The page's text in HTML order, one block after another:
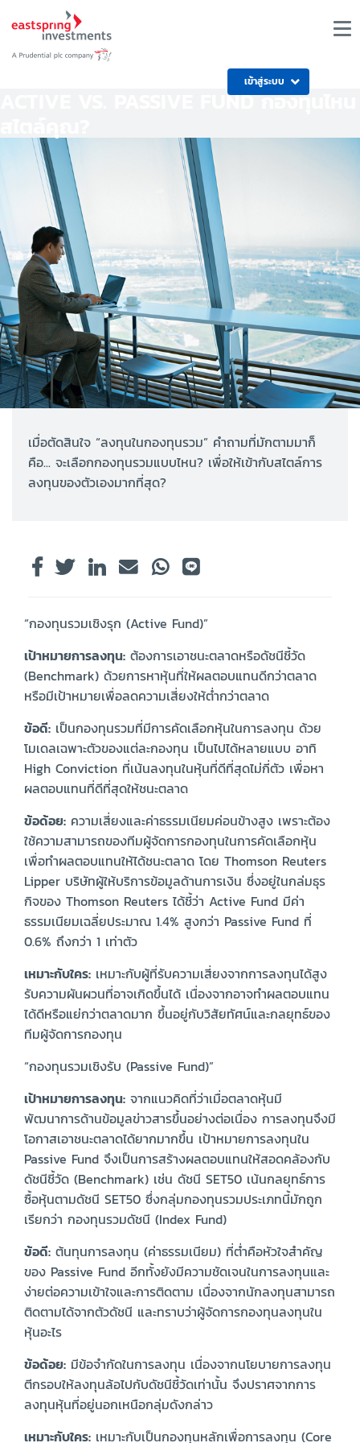
เข้าสู่ระบบ
ACTIVE VS. PASSIVE FUND กองทุนไหน
เมื่อตัดสินใจ “ลงทุนในกองทุนรวม” คำถามที่มักตามมาก็
คือ... จะเลือกกองทุนรวมแบบไหน? เพื่อให้เข้ากับสไตล์การ
ลงทุนของตัวเองมากที่สุด?
“กองทุนรวมเชิงรุก (Active Fund)”
เป้าหมายการลงทุน: ต้องการเอาชนะตลาดหรือดัชนีชี้วัด
(Benchmark) ด้วยการหาหุ้นที่ให้ผลตอบแทนดีกว่าตลาด
หรือมีเป้าหมายเพื่อลดความเสี่ยงให้ต่ำกว่าตลาด
ข้อดี: เป็นกองทุนรวมที่มีการคัดเลือกหุ้นในการลงทุน ด้วย
โมเดลเฉพาะตัวของแต่ละกองทุน เป็นไปได้หลายแบบ อาทิ
High Conviction ที่เน้นลงทุนในหุ้นที่ดีที่สุดไม่กี่ตัว เพื่อหา
ผลตอบแทนที่ดีที่สุดให้ชนะตลาด
ข้อด้อย: ความเสี่ยงและค่าธรรมเนียมค่อนข้างสูง เพราะต้อง
ใช้ความสามารถของทีมผู้จัดการกองทุนในการคัดเลือกหุ้น
เพื่อทำผลตอบแทนให้ได้ชนะตลาด โดย Thomson Reuters
Lipper บริษัทผู้ให้บริการข้อมูลด้านการเงิน ซึ่งอยู่ในกล่มธุร
กิจของ Thomson Reuters ได้ชี้ว่า Active Fund มีค่า
ธรรมเนียมเฉลี่ยประมาณ 1.4% สูงกว่า Passive Fund ที่
0.6% ถึงกว่า 1 เท่าตัว
เหมาะกับใคร: เหมาะกับผู้ที่รับความเสี่ยงจากการลงทุนได้สูง
รับความผันผวนที่อาจเกิดขึ้นได้ เนื่องจากอาจทำผลตอบแทน
ได้ดีหรือแย่กว่าตลาดมาก ขึ้นอยู่กับวิสัยทัศน์และกลยุทธ์ของ
ทีมผู้จัดการกองทุน
“กองทุนรวมเชิงรับ (Passive Fund)”
เป้าหมายการลงทุน: จากแนวคิดที่ว่าเมื่อตลาดหุ้นมี
พัฒนาการด้านข้อมูลข่าวสารขึ้นอย่างต่อเนื่อง การลงทุนจึงมี
โอกาสเอาชนะตลาดได้ยากมากขึ้น เป้าหมายการลงทุนใน
Passive Fund จึงเป็นการสร้างผลตอบแทนให้สอดคล้องกับ
ดัชนีชี้วัด (Benchmark) เช่น ดัชนี SET50 เน้นกลยุทธ์การ
ซื้อหุ้นตามดัชนี SET50 ซึ่งกลุ่มกองทุนรวมประเภทนี้มักถูก
เรียกว่า กองทุนรวมดัชนี (Index Fund)
ข้อดี: ต้นทุนการลงทุน (ค่าธรรมเนียม) ที่ต่ำคือหัวใจสำคัญ
ของ Passive Fund อีกทั้งยังมีความชัดเจนในการลงทุนและ
ง่ายต่อความเข้าใจและการติดตาม เนื่องจากนักลงทุนสามารถ
ติดตามได้จากตัวดัชนี และทราบว่าผู้จัดการกองทุนลงทุนใน
หุ้นอะไร
ข้อด้อย: มีข้อจำกัดในการลงทุน เนื่องจากนโยบายการลงทุน
ตีกรอบให้ลงทุนล้อไปกับดัชนีชี้วัดเท่านั้น จึงปราศจากการ
ลงทุนหุ้นที่อยู่นอกเหนือกลุ่มดังกล่าว
เหมาะกับใคร: เหมาะกับเป็นกองทุนหลักเพื่อการลงทุน (Core